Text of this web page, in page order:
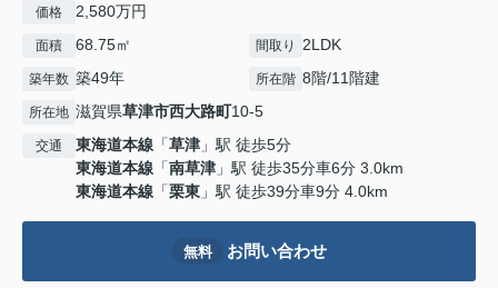
価格 2,580万円
面積 68.75㎡ 間取り 2LDK
築年数 築49年 所在階 8階/11階建
所在地 滋賀県草津市西大路町10-5
交通 東海道本線 「草津 」駅 徒歩5分
東海道本線 「南草津 」駅 徒歩35分車6分 3.0km
東海道本線 「栗東 」駅 徒歩39分車9分 4.0km
無料 お問い合わせ